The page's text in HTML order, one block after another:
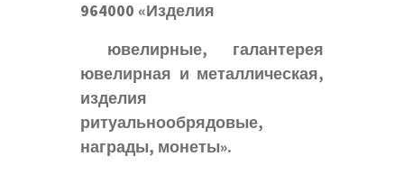
964000 «Изделия
ювелирные, галантерея
ювелирная и металлическая,
изделия
ритуальнообрядовые,
награды, монеты».